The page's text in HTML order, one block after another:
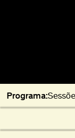
Programa: